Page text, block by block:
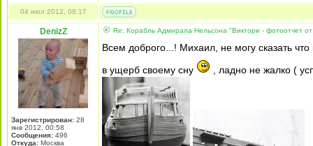
04 июл 2012, 08:17
DenizZ
Зарегистрирован: 28
янв 2012, 00:58
Сообщения: 496
Откуда: Москва
Re: Корабль Адмирала Нельсона "Виктори - фотоотчет от
Всем доброго...! Михаил, не могу сказать
в ущерб своему сну
, ладно не жалко (